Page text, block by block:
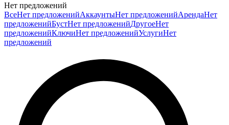
Нет предложений
ВсеНет предложенийАккаунтыНет предложенийАрендаНет
предложенийБустНет предложенийДругоеНет
предложенийКлючиНет предложенийУслугиНет
предложений